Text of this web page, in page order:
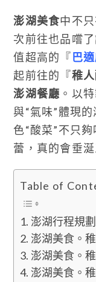
澎湖美食中不
次前往也品嚐
值超高的『巴
起前往的『稚
澎湖餐廳 。以
與“氣味”體現
色“酸菜”不只
蕾，真的會垂涎
Table of
澎湖行程規
澎湖美食。
澎湖美食。
澎湖美食。